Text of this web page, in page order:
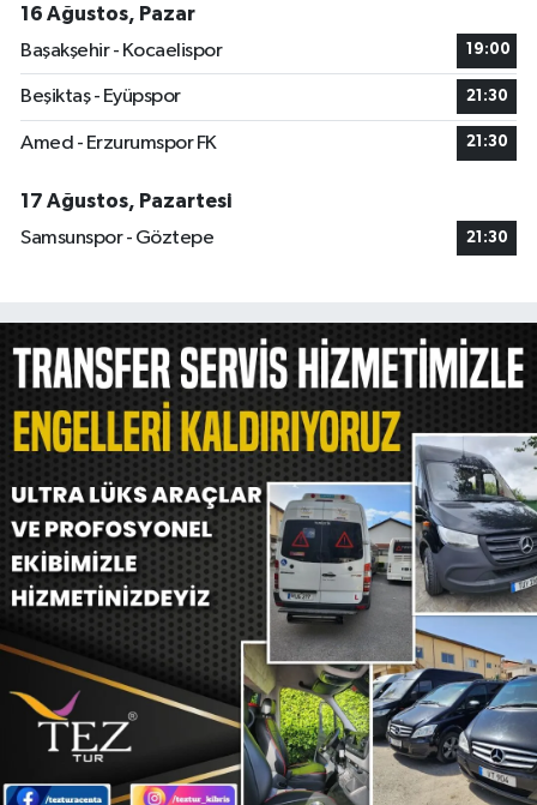
16 Ağustos, Pazar
Başakşehir - Kocaelispor
19:00
Beşiktaş - Eyüpspor 21:30
Amed - Erzurumspor FK 21:30
17 Ağustos, Pazartesi
Samsunspor - Göztepe
21:30